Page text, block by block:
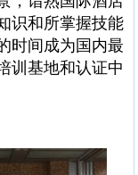
识和所掌握技能
时间成为国内最
训基地和认证中